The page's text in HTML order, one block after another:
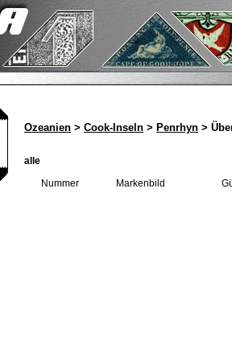
Ozeanien > Cook-Inseln > Penrhyn >
alle
Nummer Markenbild